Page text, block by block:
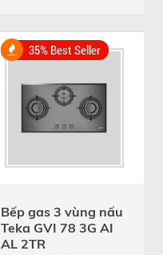
35% Best Seller
Bếp gas 3 vùng nấu
Teka GVI 78 3G AI
AL 2TR